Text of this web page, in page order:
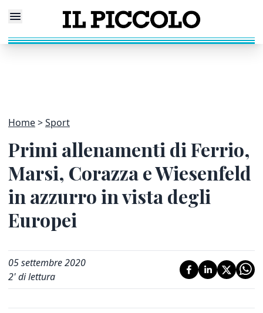
Home Sport
Primi allenamenti di Ferrio,
Marsi, Corazza e Wiesenfeld
in azzurro in vista degli
Europei
05 settembre 2020
2' di lettura